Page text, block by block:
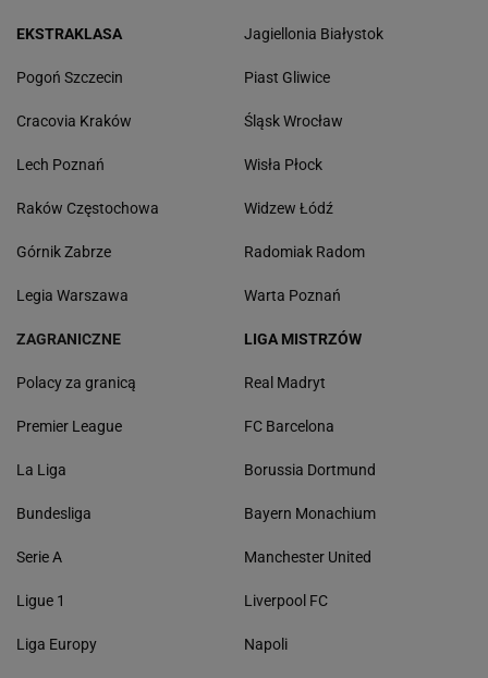
EKSTRAKLASA
Pogoń Szczecin
Cracovia Kraków
Lech Poznań
Raków Częstochowa
Górnik Zabrze
Legia Warszawa
Jagiellonia Białystok
Piast Gliwice
Śląsk Wrocław
Wisła Płock
Widzew Łódź
Radomiak Radom
Warta Poznań
ZAGRANICZNE
Polacy za granicą
Premier League
La Liga
Bundesliga
Serie A
Ligue 1
Liga Europy
LIGA MISTRZÓW
Real Madryt
FC Barcelona
Borussia Dortmund
Bayern Monachium
Manchester United
Liverpool FC
Napoli